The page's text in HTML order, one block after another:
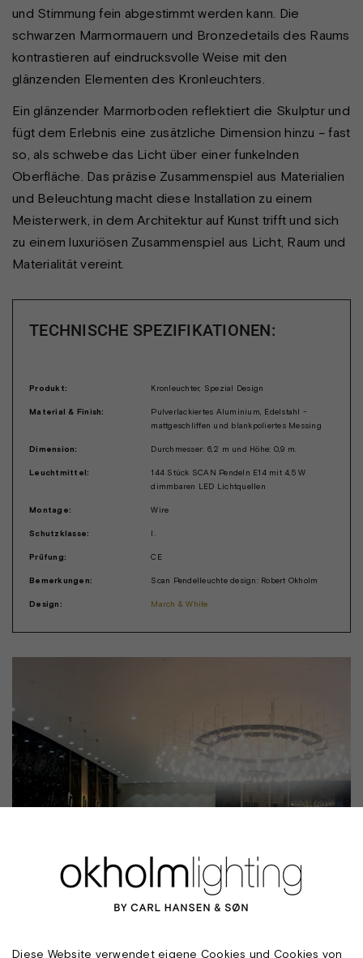
und Stimmung fein abgestimmt werden kann. Die
schwarzen Marmormauern und Bronzedetails des Raums
kontrastieren auf eindrucksvolle Weise mit den
glänzenden Elementen des Kronleuchters.
Ein glänzender Marmorboden reflektiert die Skulptur und
fügt dem Erlebnis eine zusätzliche Dimension hinzu – fast
so, als schwebe das Licht über einer funkelnden
Oberfläche. Das präzise Zusammenspiel aus Materialien
und Beleuchtung macht diese Installation zu einem
Meisterwerk, in dem Architektur auf Kunst trifft und sich
zu einem luxuriösen Zusammenspiel aus Licht, Raum und
Materialität vereint.
TECHNISCHE SPEZIFIKATIONEN:
Produkt: Kronleuchter, Spezial Design
Material & Finish:
Pulverlackiertes Aluminium, Edelstahl -
mattgeschliffen und blankpoliertes Messing
Dimension: Durchmesser: 6,2 m und Höhe: 0,9 m.
Leuchtmittel:
144 Stück SCAN Pendeln E14 mit 4,5 W
dimmbaren LED Lichtquellen
Montage: Wire
Schutzklasse: I.
Prüfung: CE
Bemerkungen: Scan Pendelleuchte design: Robert Okholm
Design: March & White
Diese Website verwendet eigene Cookies und Cookies von